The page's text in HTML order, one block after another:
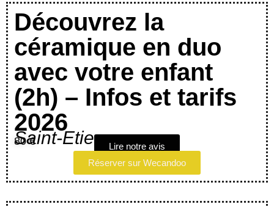
Découvrez la
céramique en duo
avec votre enfant
(2h) – Infos et tarifs
2026
Saint-Etienne
80 €
Lire notre avis
Réserver sur Wecandoo